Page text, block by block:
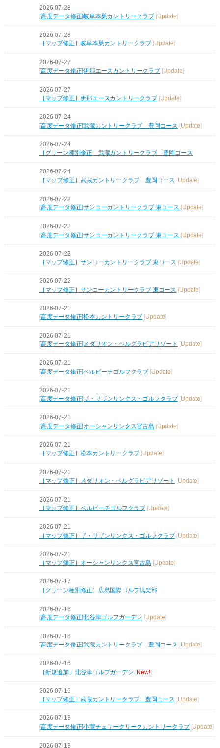
2026-07-28
[高度データ修正]岐阜本巣カントリークラブ [Update]
2026-07-28
［マップ修正］岐阜本巣カントリークラブ
Update
2026-07-27
[高度データ修正]伊那エースカントリークラブ [Update]
2026-07-27
［マップ修正］伊那エースカントリークラブ
Update
2026-07-24
[高度データ修正]武蔵カントリークラブ 豊岡コース [Update]
2026-07-24
［グリーン種別修正］武蔵カントリークラブ 豊岡コース
2026-07-24
［マップ修正］武蔵カントリークラブ 豊岡コース [Update]
2026-07-22
[高度データ修正]サンコーカントリークラブ 東コース [Update]
2026-07-22
[高度データ修正]サンコーカントリークラブ 東コース [Update]
2026-07-22
［マップ修正］サンコーカントリークラブ 東コース [Update]
2026-07-22
［マップ修正］サンコーカントリークラブ 東コース [Update]
2026-07-21
[高度データ修正]松本カントリークラブ [Update]
2026-07-21
[高度データ修正]メダリオン・ベルグラビアリゾート
Update
2026-07-21
[高度データ修正]ベルビーチゴルフクラブ [Update]
2026-07-21
[高度データ修正]ザ・サザンリンクス・ゴルフクラブ
Update
2026-07-21
[高度データ修正]オーシャンリンクス宮古島 [Update]
2026-07-21
［マップ修正］松本カントリークラブ
Update
2026-07-21
［マップ修正］メダリオン・ベルグラビアリゾート
[Update]
2026-07-21
［マップ修正］ベルビーチゴルフクラブ [Update]
2026-07-21
［マップ修正］ザ・サザンリンクス・ゴルフクラブ [Update]
2026-07-21
［マップ修正］オーシャンリンクス宮古島 [Update]
2026-07-17
［グリーン種別修正］広島国際ゴルフ倶楽部
2026-07-16
[高度データ修正]北谷津ゴルフガーデン [Update]
2026-07-16
[高度データ修正]武蔵カントリークラブ 豊岡コース
Update
2026-07-16
［新規追加〕北谷津ゴルフガーデン [New!]
2026-07-16
［マップ修正〕武蔵カントリークラブ 豊岡コース
Update
2026-07-13
[高度データ修正]小萱チェリークリークカントリークラブ [Update]
2026-07-13